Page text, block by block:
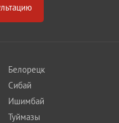
Белорецк
Сибай
Ишимбай
Туймазы